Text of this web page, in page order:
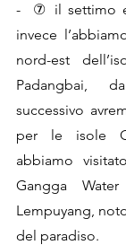
-  ⑦ il settimo
invece
nord-est
Padangbai,
successivo
per le isole
abbiamo
Gangga
Lempuyang,
del paradiso.